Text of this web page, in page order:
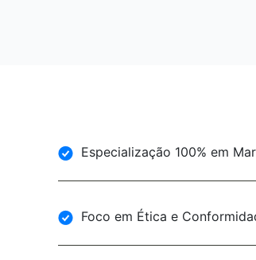
Especialização 100% em
Foco em Ética e